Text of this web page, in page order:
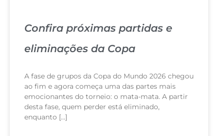
Confira próximas partidas e
eliminações da Copa
A fase de grupos da Copa do Mundo 2026 chegou
ao fim e agora começa uma das partes mais
emocionantes do torneio: o mata-mata. A partir
desta fase, quem perder está eliminado,
enquanto […]